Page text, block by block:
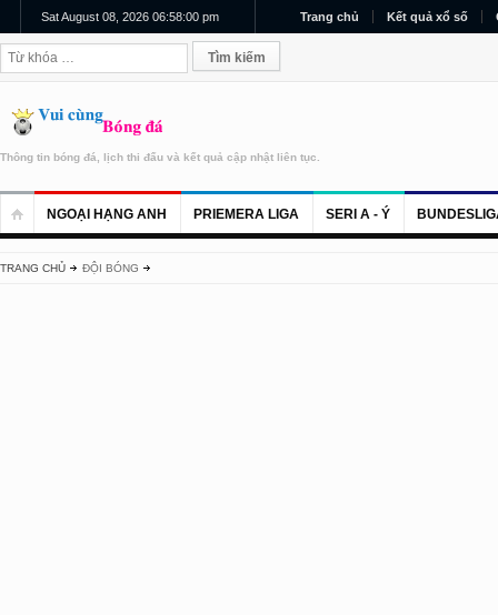
Sat August 08, 2026 06:58:00 pm Trang chủ Kết quả xổ số
Thông tin bóng đá, lịch thi đấu và kết quả cập nhật liên tục.
NGOẠI HẠNG ANH PRIEMERA LIGA SERI A - Ý
TRANG CHỦ ĐỘI BÓNG